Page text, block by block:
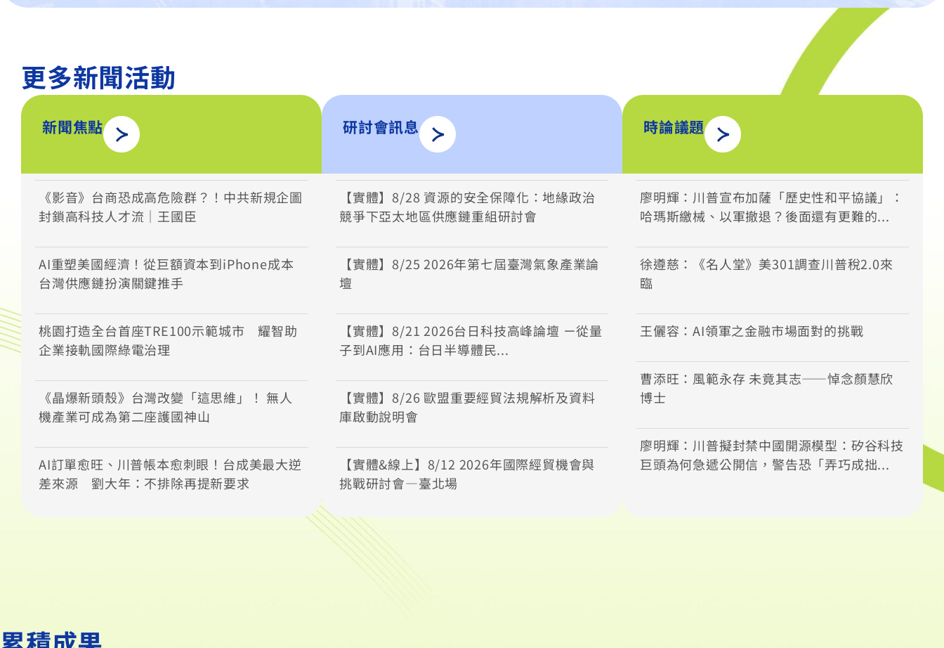
更多新聞活動
新聞焦點
《影音》台商恐成高危險群？！中共新規企圖
封鎖高科技人才流｜王國臣
AI重塑美國經濟！從巨額資本到iPhone成本
台灣供應鏈扮演關鍵推手
桃園打造全台首座TRE100示範城市 耀智助
企業接軌國際綠電治理
《晶爆新頭殼》台灣改變「這思維」！ 無人
機產業可成為第二座護國神山
AI訂單愈旺、川普帳本愈刺眼！台成美最大逆
差來源 劉大年：不排除再提新要求
研討會訊息
【實體】8/28 資源的安全保障化：地緣政治
競爭下亞太地區供應鏈重組研討會
【實體】8/25 2026年第七屆臺灣氣象產業論
壇
【實體】8/21 2026台日科技高峰論壇 ㄧ從量
子到AI應用：台日半導體民...
【實體】8/26 歐盟重要經貿法規解析及資料
庫啟動說明會
【實體&線上】8/12 2026年國際經貿機會與
挑戰研討會—臺北場
時論議題
廖明輝：川普宣布加薩「歷史性和平協議」：
哈瑪斯繳械、以軍撤退？後面還有更難的...
徐遵慈：《名人堂》美301調查川普稅2.0來
臨
王儷容：AI領軍之金融市場面對的挑戰
曹添旺：風範永存 未竟其志——悼念顏慧欣
博士
廖明輝：川普擬封禁中國開源模型：矽谷科技
巨頭為何急遞公開信，警告恐「弄巧成拙...